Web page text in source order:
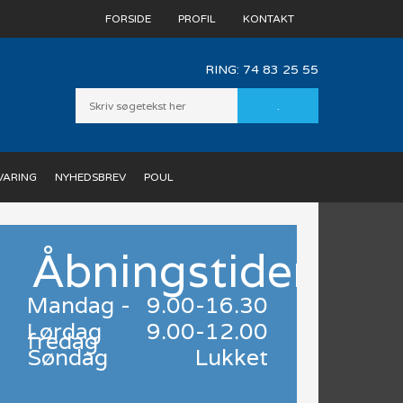
FORSIDE PROFIL KONTAKT
RING: ​ 74 83 25 55
NYHEDSBREV POUL
Åbningstider
Mandag -
fredag
Lørdag
Søndag
9.00-16.30
Lukket
9.00-12.00